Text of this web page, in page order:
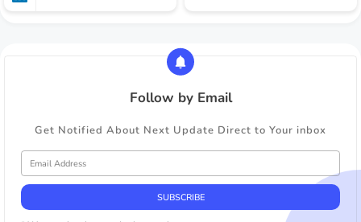
Follow by Email
Get Notified About Next Update Direct to Your inbox